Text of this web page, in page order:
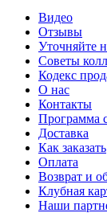
Видео
Отзывы
Уточняйте
Советы
Кодекс
О нас
Контакты
Программа
Доставка
Как заказать
Оплата
Возврат и
Клубная
Наши